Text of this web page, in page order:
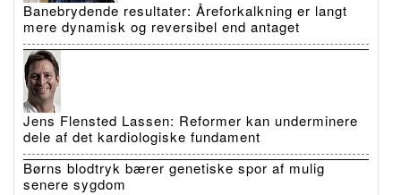
Banebrydende resultater: Åreforkalkning er langt
mere dynamisk og reversibel end antaget
Jens Flensted Lassen: Reformer kan underminere
dele af det kardiologiske fundament
Børns blodtryk bærer genetiske spor af mulig
senere sygdom